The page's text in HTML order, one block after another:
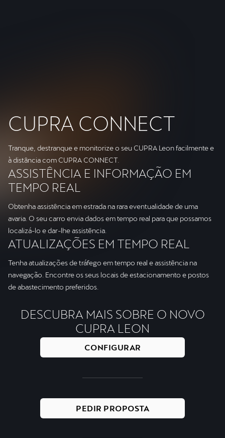
CUPRA CONNECT
Tranque, destranque e monitorize o seu CUPRA Leon facilmente e
à distância com CUPRA CONNECT.
ASSISTÊNCIA E INFORMAÇÃO EM
TEMPO REAL
Obtenha assistência em estrada na rara eventualidade de uma
avaria. O seu carro envia dados em tempo real para que possamos
localizá-lo e dar-lhe assistência.
ATUALIZAÇÕES EM TEMPO REAL
Tenha atualizações de tráfego em tempo real e assistência na
navegação. Encontre os seus locais de estacionamento e postos
de abastecimento preferidos.
DESCUBRA MAIS SOBRE O NOVO
CUPRA LEON
CONFIGURAR
PEDIR PROPOSTA